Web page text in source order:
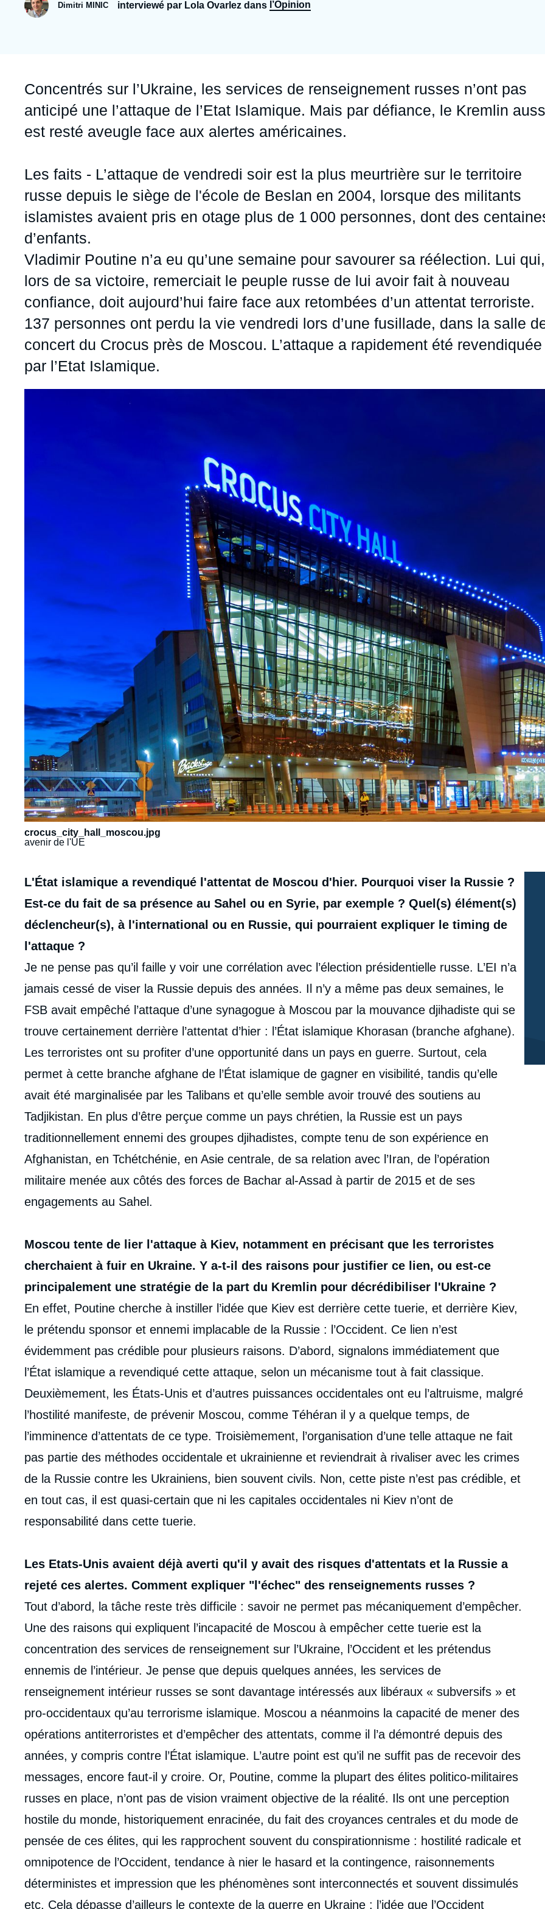
Partenariats et réseaux
Ramses
Intelligence artificielle
Europe
Jeudi 17 septembre 2026 17:30
Dimitri MINIC interviewé par Lola Ovarlez dans l’Opinion
Accroche
Concentrés sur l’Ukraine, les services de renseignement russes n’ont pas
anticipé une l’attaque de l’Etat Islamique. Mais par défiance, le Kremlin
est resté aveugle face aux alertes américaines.
Les faits - L’attaque de vendredi soir est la plus meurtrière sur le territoire
russe depuis le siège de l'école de Beslan en 2004, lorsque des militants
islamistes avaient pris en otage plus de 1 000 personnes, dont des
d’enfants.
Vladimir Poutine n’a eu qu’une semaine pour savourer sa réélection. Lui qui,
lors de sa victoire, remerciait le peuple russe de lui avoir fait à nouveau
confiance, doit aujourd’hui faire face aux retombées d’un attentat terroriste.
137 personnes ont perdu la vie vendredi lors d’une fusillade, dans la salle
concert du Crocus près de Moscou. L’attaque a rapidement été revendiquée
par l’Etat Islamique.
crocus_city_hall_moscou.jpg
avenir de l'UE
Contenu
intervention
médiatique
L'État islamique a revendiqué l'attentat de Moscou d'hier. Pourquoi viser la Russie ?
Est-ce du fait de sa présence au Sahel ou en Syrie, par exemple ? Quel(s) élément(s)
déclencheur(s), à l'international ou en Russie, qui pourraient expliquer le timing de
l'attaque ?
Je ne pense pas qu’il faille y voir une corrélation avec l’élection présidentielle russe. L’EI n’a
jamais cessé de viser la Russie depuis des années. Il n’y a même pas deux semaines, le
FSB avait empêché l’attaque d’une synagogue à Moscou par la mouvance djihadiste qui se
trouve certainement derrière l’attentat d’hier : l’État islamique Khorasan (branche afghane).
Les terroristes ont su profiter d’une opportunité dans un pays en guerre. Surtout, cela
permet à cette branche afghane de l’État islamique de gagner en visibilité, tandis qu’elle
avait été marginalisée par les Talibans et qu’elle semble avoir trouvé des soutiens au
Tadjikistan. En plus d’être perçue comme un pays chrétien, la Russie est un pays
traditionnellement ennemi des groupes djihadistes, compte tenu de son expérience en
Afghanistan, en Tchétchénie, en Asie centrale, de sa relation avec l’Iran, de l’opération
militaire menée aux côtés des forces de Bachar al-Assad à partir de 2015 et de ses
engagements au Sahel.
Moscou tente de lier l'attaque à Kiev, notamment en précisant que les terroristes
cherchaient à fuir en Ukraine. Y a-t-il des raisons pour justifier ce lien, ou est-ce
principalement une stratégie de la part du Kremlin pour décrédibiliser l'Ukraine ?
En effet, Poutine cherche à instiller l’idée que Kiev est derrière cette tuerie, et derrière Kiev,
le prétendu sponsor et ennemi implacable de la Russie : l’Occident. Ce lien n’est
évidemment pas crédible pour plusieurs raisons. D’abord, signalons immédiatement que
l’État islamique a revendiqué cette attaque, selon un mécanisme tout à fait classique.
Deuxièmement, les États-Unis et d’autres puissances occidentales ont eu l’altruisme, malgré
l’hostilité manifeste, de prévenir Moscou, comme Téhéran il y a quelque temps, de
l’imminence d’attentats de ce type. Troisièmement, l’organisation d’une telle attaque ne fait
pas partie des méthodes occidentale et ukrainienne et reviendrait à rivaliser avec les crimes
de la Russie contre les Ukrainiens, bien souvent civils. Non, cette piste n’est pas crédible, et
en tout cas, il est quasi-certain que ni les capitales occidentales ni Kiev n’ont de
responsabilité dans cette tuerie.
Les Etats-Unis avaient déjà averti qu'il y avait des risques d'attentats et la Russie a
rejeté ces alertes. Comment expliquer "l'échec" des renseignements russes ?
Tout d’abord, la tâche reste très difficile : savoir ne permet pas mécaniquement d’empêcher.
Une des raisons qui expliquent l’incapacité de Moscou à empêcher cette tuerie est la
concentration des services de renseignement sur l’Ukraine, l’Occident et les prétendus
ennemis de l’intérieur. Je pense que depuis quelques années, les services de
renseignement intérieur russes se sont davantage intéressés aux libéraux « subversifs » et
pro-occidentaux qu’au terrorisme islamique. Moscou a néanmoins la capacité de mener des
opérations antiterroristes et d’empêcher des attentats, comme il l’a démontré depuis des
années, y compris contre l’État islamique. L’autre point est qu’il ne suffit pas de recevoir des
messages, encore faut-il y croire. Or, Poutine, comme la plupart des élites politico-militaires
russes en place, n’ont pas de vision vraiment objective de la réalité. Ils ont une perception
hostile du monde, historiquement enracinée, du fait des croyances centrales et du mode de
pensée de ces élites, qui les rapprochent souvent du conspirationnisme : hostilité radicale et
omnipotence de l’Occident, tendance à nier le hasard et la contingence, raisonnements
déterministes et impression que les phénomènes sont interconnectés et souvent dissimulés
etc. Cela dépasse d’ailleurs le contexte de la guerre en Ukraine : l’idée que l’Occident